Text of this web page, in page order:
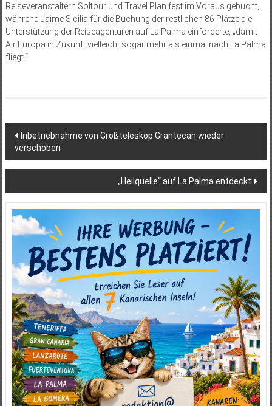
Reiseveranstaltern Soltour und Travel Plan fest im Voraus gebucht,
während Jaime Sicilia für die Buchung der restlichen 86 Plätze die
Unterstützung der Reiseagenturen auf La Palma einforderte, „damit
Air Europa in Zukunft vielleicht sogar mehr als einmal nach La Palma
fliegt.“
Beitragsnavigation
Inbetriebnahme von Großteleskop Grantecan wieder
verschoben
„Heilquelle“ auf La Palma entdeckt